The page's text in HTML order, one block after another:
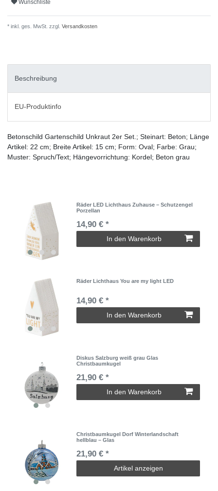
Wunschliste
* inkl. ges. MwSt. zzgl. Versandkosten
Beschreibung
EU-Produktinfo
Betonschild Gartenschild Unkraut 2er Set.; Steinart: Beton; Länge
Artikel: 22 cm; Breite Artikel: 15 cm; Form: Oval; Farbe: Grau;
Muster: Spruch/Text; Hängevorrichtung: Kordel; Beton grau
Räder LED Lichthaus Zuhause – Schutzengel
Porzellan
14,90 € *
In den Warenkorb
Räder Lichthaus You are my light LED
14,90 € *
In den Warenkorb
Diskus Salzburg weiß grau Glas
Christbaumkugel
21,90 € *
In den Warenkorb
Christbaumkugel Dorf Winterlandschaft
hellblau – Glas
21,90 € *
Artikel anzeigen